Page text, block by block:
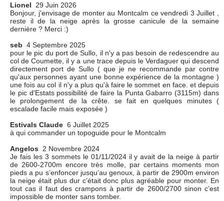
Lionel
29 Juin 2026
Bonjour, j'envisage de monter au Montcalm ce vendredi 3 Juillet ,
reste il de la neige après la grosse canicule de la semaine
dernière ? Merci :)
seb 4 Septembre 2025
pour le pic du port de Sullo, il n'y a pas besoin de redescendre au
col de Coumette, il y a une trace depuis le Verdaguer qui descend
directement port de Sullo ( que je ne recommande par contre
qu'aux personnes ayant une bonne expérience de la montagne )
une fois au col il n'y a plus qu'à faire le sommet en face. et depuis
le pic d'Estats possibilité de faire la Punta Gabarro (3115m) dans
le prolongement de la crête. se fait en quelques minutes (
escalade facile mais exposée )
Estivals Claude 6 Juillet 2025
à qui commander un topoguide pour le Montcalm
Angelos 2 Novembre 2024
Je fais les 3 sommets le 01/11/2024 il y avait de la neige à partir
de 2600-2700m encore très molle, par certains moments mon
pieds a pu s’enfoncer jusqu’au genoux, à partir de 2900m environ
la neige était plus dur c’était donc plus agréable pour monter. En
tout cas il faut des crampons à partir de 2600/2700 sinon c’est
impossible de monter sans tomber.